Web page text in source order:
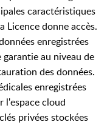
caractéristiques
Licence donne accès.
enregistrées
au niveau de
des données.
enregistrées
l'espace cloud
privées stockées